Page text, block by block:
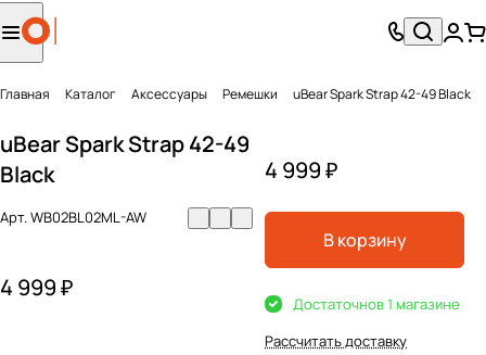
Главная Каталог Аксесcуары Ремешки uBear Spark Strap 42-49 Black
uBear Spark Strap 42-49
Black
Арт.WB02BL02ML-AW
4 999 ₽
4 999 ₽
В корзину
Достаточнов 1 магазине
Рассчитать доставку